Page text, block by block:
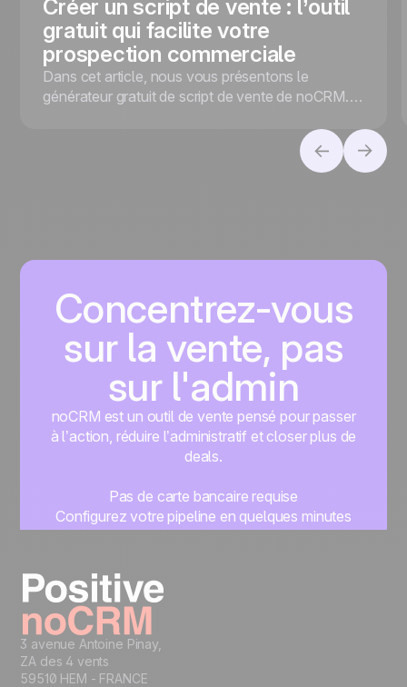
Créer un script de vente : l’outil
gratuit qui facilite votre
prospection commerciale
Dans cet article, nous vous présentons le
générateur gratuit de script de vente de noCRM.io
Concentrez-vous
sur la vente, pas
sur l'admin
noCRM est un outil de vente pensé pour passer
à l’action, réduire l’administratif et closer plus de
deals.
Pas de carte bancaire requise
Configurez votre pipeline en quelques minutes
3 avenue Antoine Pinay,
ZA des 4 vents
59510 HEM - FRANCE